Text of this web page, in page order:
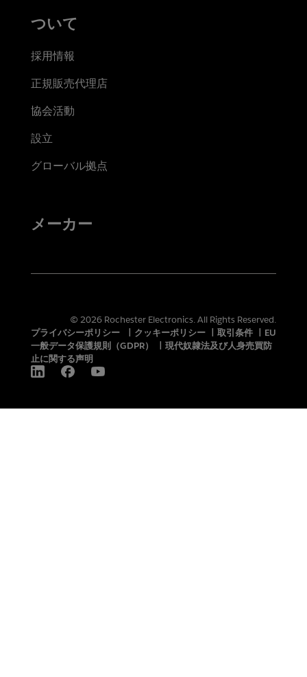
ついて
採用情報
正規販売代理店
協会活動
設立
グローバル拠点
メーカー
© 2026 Rochester Electronics. All Rights Reserved.
プライバシーポリシー
クッキーポリシー 取引条件
EU
一般データ保護規則（GDPR）
現代奴隷法及び人身売買防
止に関する声明